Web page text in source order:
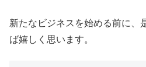
新たなビジネスを始める前に、
ば嬉しく思います。